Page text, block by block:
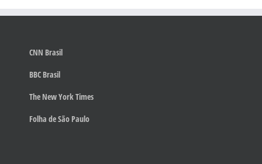
CNN Brasil
BBC Brasil
The New York Times
Folha de São Paulo